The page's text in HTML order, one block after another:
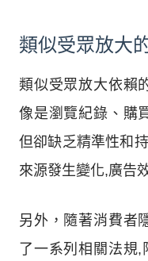
類似受眾放大
類似受眾放大依賴
像是瀏覽紀錄、購
但卻缺乏精準性和
來源發生變化,廣告
另外，隨著消費者
了一系列相關法規